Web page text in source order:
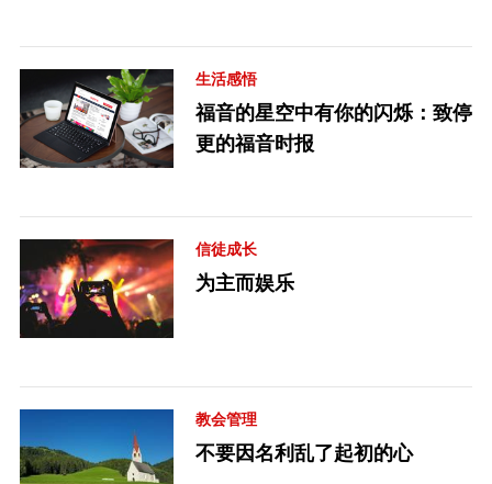
生活感悟
福音的星空中有你的闪烁：致停
更的福音时报
信徒成长
为主而娱乐
教会管理
不要因名利乱了起初的心